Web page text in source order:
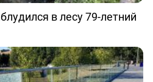
в лесу 79-летний